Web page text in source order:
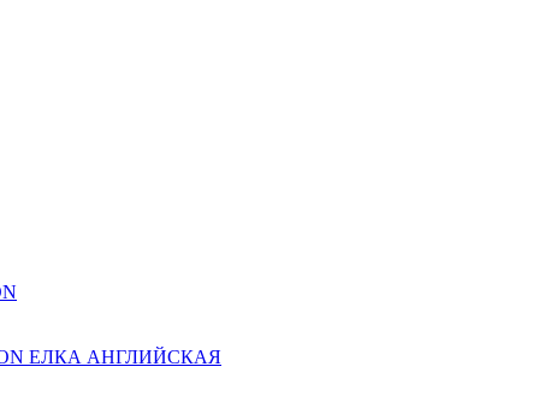
ЕЛКА АНГЛИЙСКАЯ